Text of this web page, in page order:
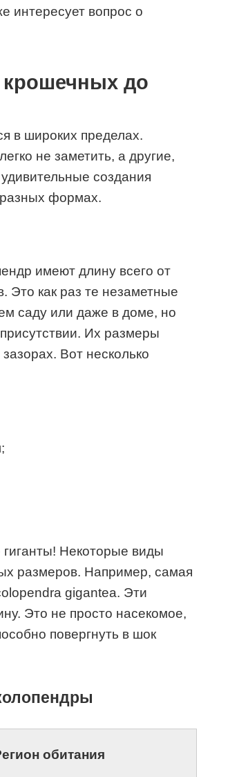
интересует вопрос о
до
в широких пределах.
не заметить, а другие,
создания
формах.
имеют длину всего от
Это как раз те незаметные
саду или даже в доме, но
Их размеры
Вот несколько
Некоторые виды
размеров. Например, самая
gigantea. Эти
Это не просто насекомое,
повергнуть в шок
обитания